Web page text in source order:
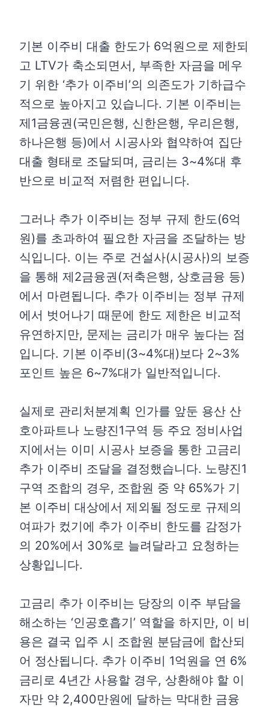
기본 이주비 대출 한도가 6억원으로 제한되
고 LTV가 축소되면서, 부족한 자금을 메우
기 위한 ‘추가 이주비’의 의존도가 기하급수
적으로 높아지고 있습니다. 기본 이주비는
제1금융권(국민은행, 신한은행, 우리은행,
하나은행 등)에서 시공사와 협약하여 집단
대출 형태로 조달되며, 금리는 3~4%대 후
반으로 비교적 저렴한 편입니다.
그러나 추가 이주비는 정부 규제 한도(6억
원)를 초과하여 필요한 자금을 조달하는 방
식입니다. 이는 주로 건설사(시공사)의 보증
을 통해 제2금융권(저축은행, 상호금융 등)
에서 마련됩니다. 추가 이주비는 정부 규제
에서 벗어나기 때문에 한도 제한은 비교적
유연하지만, 문제는 금리가 매우 높다는 점
입니다. 기본 이주비(3~4%대)보다 2~3%
포인트 높은 6~7%대가 일반적입니다.
실제로 관리처분계획 인가를 앞둔 용산 산
호아파트나 노량진1구역 등 주요 정비사업
지에서는 이미 시공사 보증을 통한 고금리
추가 이주비 조달을 결정했습니다. 노량진1
구역 조합의 경우, 조합원 중 약 65%가 기
본 이주비 대상에서 제외될 정도로 규제의
여파가 컸기에 추가 이주비 한도를 감정가
의 20%에서 30%로 늘려달라고 요청하는
상황입니다.
고금리 추가 이주비는 당장의 이주 부담을
해소하는 ‘인공호흡기’ 역할을 하지만, 이 비
용은 결국 입주 시 조합원 분담금에 합산되
어 정산됩니다. 추가 이주비 1억원을 연 6%
금리로 4년간 사용할 경우, 상환해야 할 이
자만 약 2,400만원에 달하는 막대한 금융